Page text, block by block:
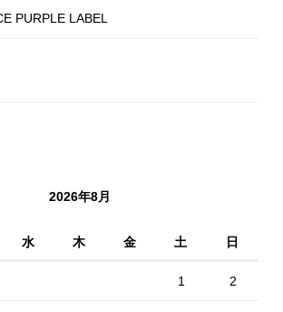
PURPLE LABEL
2026年8月
水 木 金 土 日
1 2